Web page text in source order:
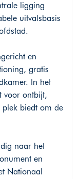
ligging
uitvalsbasis
en
gratis
In het
voor ontbijt,
biedt om de
naar het
en
Nationaal